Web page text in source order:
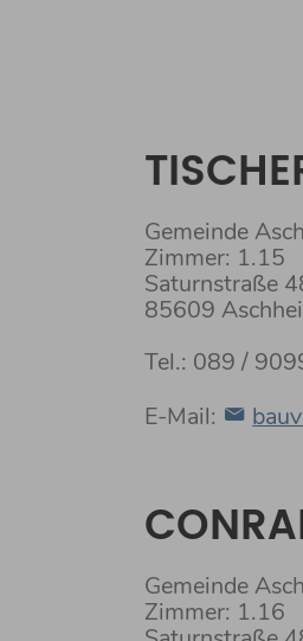
Gemeinde
Zimmer: 1.15
Saturnstraße
85609
Tel.: 089 /
E-Mail:
Gemeinde
Zimmer: 1.16